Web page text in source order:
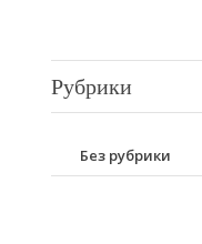
Рубрики
Без рубрики